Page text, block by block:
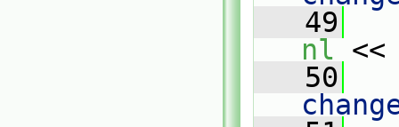
   49
nl
   50